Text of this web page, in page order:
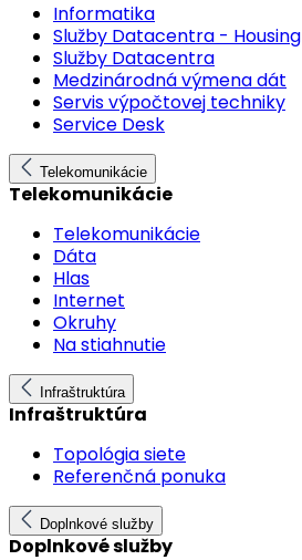
Informatika
Služby Datacentra - Housing
Služby Datacentra
Medzinárodná výmena dát
Servis výpočtovej techniky
Service Desk
Telekomunikácie
Telekomunikácie
Telekomunikácie
Dáta
Hlas
Internet
Okruhy
Na stiahnutie
Infraštruktúra
Infraštruktúra
Topológia siete
Referenčná ponuka
Doplnkové služby
Doplnkové služby